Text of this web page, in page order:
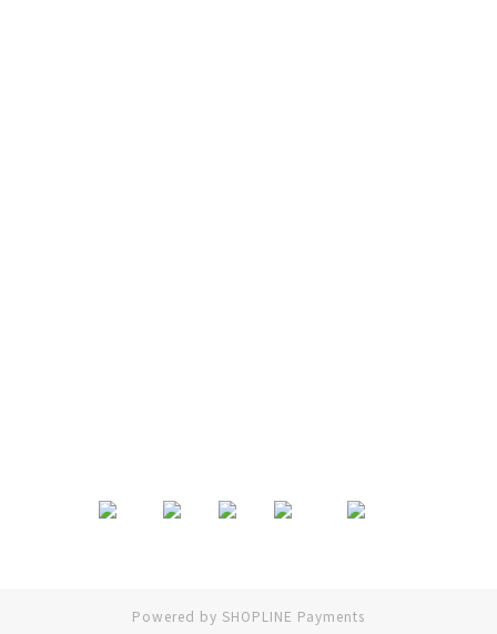
Powered by SHOPLINE Payments